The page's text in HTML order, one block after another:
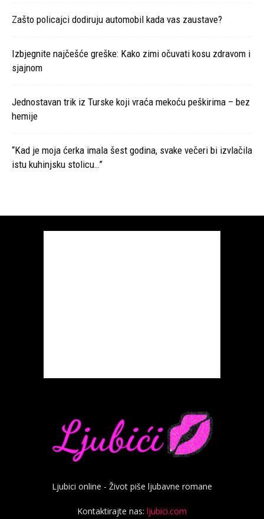
Zašto policajci dodiruju automobil kada vas zaustave?
Izbjegnite najčešće greške: Kako zimi očuvati kosu zdravom i
sjajnom
Jednostavan trik iz Turske koji vraća mekoću peškirima – bez
hemije
“Kad je moja ćerka imala šest godina, svake večeri bi izvlačila
istu kuhinjsku stolicu…”
Ljubici online - Život piše ljubavne romane
Kontaktirajte nas: ljubici.com